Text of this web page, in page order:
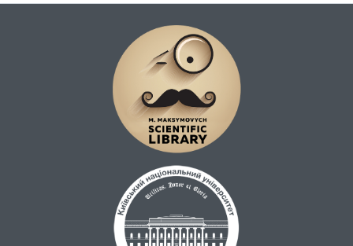
колектори чотири карбонатні пласти з
високою тріщинною пористістю.
Встановлено у результаті комплексних
досліджень, що даний інтервал
свердловини містить ущільнені
низькопористі колектори, які
представлені переважно тріщинними
доломітизованими вапняками.
Перспективою подальших досліджень
щодо вивчення порід Зарічної та подібних
площ є проведення дослідних робіт з
врахуванням анізотропії, які планується
провести на базі ННІ "Інститут геології".